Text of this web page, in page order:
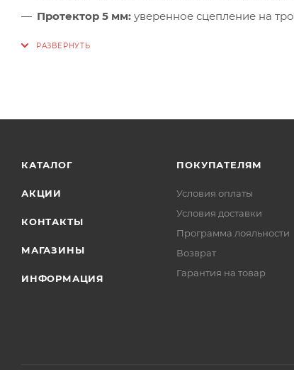
Протектор 5 мм: уверенное сцепление на
КАТАЛОГ
АКЦИИ
КОНТАКТЫ
МАГАЗИНЫ
ИНФОРМАЦИЯ
ПОКУПАТЕЛЯМ
Условия оплаты
Условия доставки
Программа лояльности
Возврат
Гарантия на товар